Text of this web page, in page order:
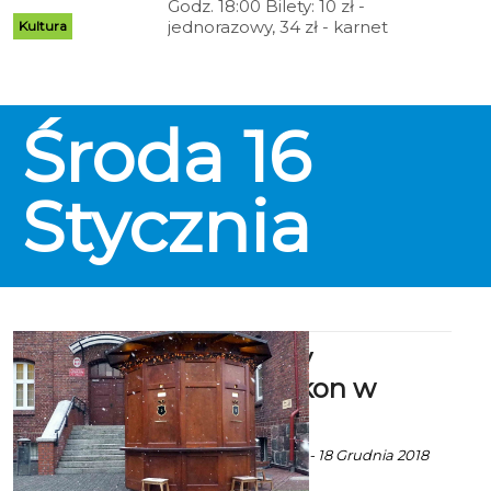
Kultura
Godz. 18:00 Bilety: 10 zł -
jednorazowy, 34 zł - karnet
CK 105)
Środa 16
Stycznia
Archiwalny
fotoplastykon w
Koszalinie
Ekoszalin z mat. inf. - 18 Grudnia 2018
godz. 12:11